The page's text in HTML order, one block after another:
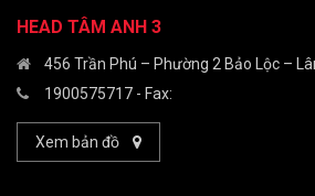
HEAD TÂM ANH 3
456 Trần Phú – Phường 2 Bảo Lộc –
1900575717 - Fax:
Xem bản đồ